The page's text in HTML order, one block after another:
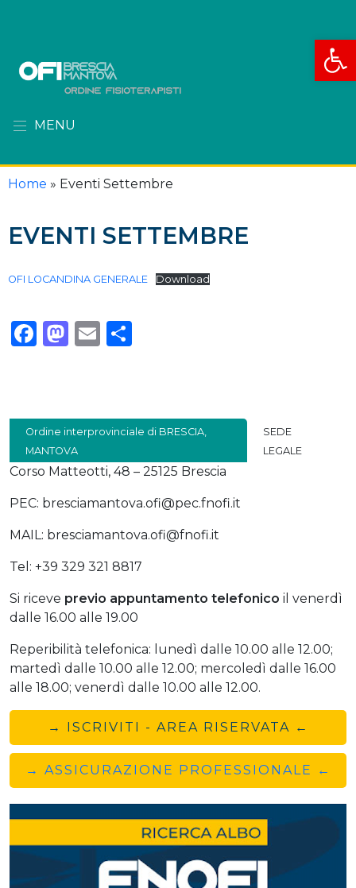
Apri
MENU
Home » Eventi Settembre
EVENTI SETTEMBRE
OFI LOCANDINA GENERALE Download
Facebook
Mastodon
Email
Ordine interprovinciale di BRESCIA,
MANTOVA
SEDE
LEGALE
Corso Matteotti, 48 – 25125 Brescia
PEC: bresciamantova.ofi@pec.fnofi.it
MAIL: bresciamantova.ofi@fnofi.it
Tel: +39 329 321 8817
Si riceve previo appuntamento telefonico il venerdì
dalle 16.00 alle 19.00
Reperibilità telefonica: lunedì dalle 10.00 alle 12.00;
martedì dalle 10.00 alle 12.00; mercoledì dalle 16.00
alle 18.00; venerdì dalle 10.00 alle 12.00.
→ ISCRIVITI - AREA RISERVATA ←
→ ASSICURAZIONE PROFESSIONALE ←